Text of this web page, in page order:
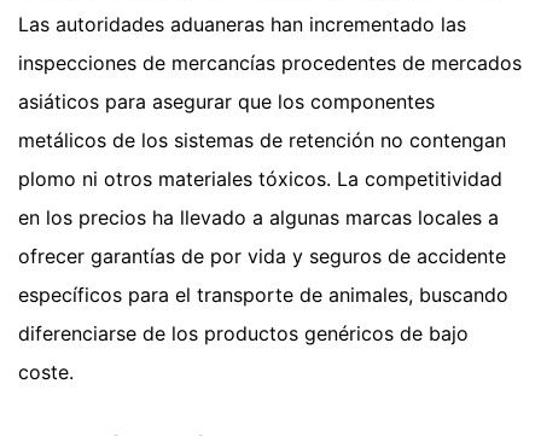
Las autoridades aduaneras han incrementado las
inspecciones de mercancías procedentes de mercados
asiáticos para asegurar que los componentes
metálicos de los sistemas de retención no contengan
plomo ni otros materiales tóxicos. La competitividad
en los precios ha llevado a algunas marcas locales a
ofrecer garantías de por vida y seguros de accidente
específicos para el transporte de animales, buscando
diferenciarse de los productos genéricos de bajo
coste.